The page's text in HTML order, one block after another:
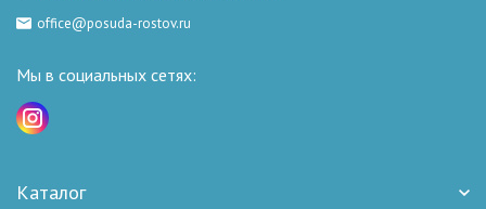
office@posuda-rostov.ru
Мы в социальных сетях:
Каталог